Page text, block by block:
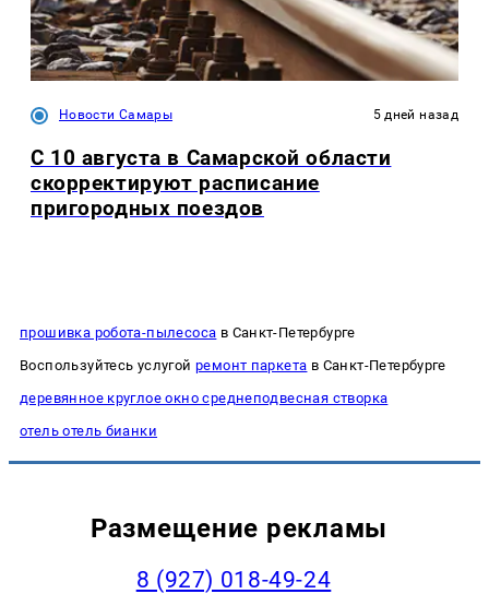
Новости Самары 5 дней назад
С 10 августа в Самарской области
скорректируют расписание
пригородных поездов
прошивка робота-пылесоса в Санкт-Петербурге
Воспользуйтесь услугой ремонт паркета в Санкт-Петербурге
деревянное круглое окно среднеподвесная створка
отель отель бианки
Размещение рекламы
8 (927) 018-49-24